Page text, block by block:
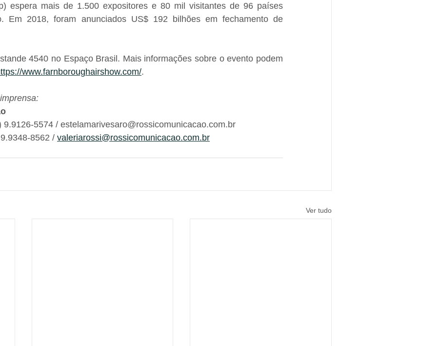
espera mais de 1.500 expositores e 80 mil visitantes de 96 países
Em 2018, foram anunciados US$ 192 bilhões em fechamento de
4540 no Espaço Brasil. Mais informações sobre o evento podem
www.farnboroughairshow.com/.
9.9126-5574 / estelamarivesaro@rossicomunicacao.com.br
8562 / valeriarossi@rossicomunicacao.com.br
Ver tudo